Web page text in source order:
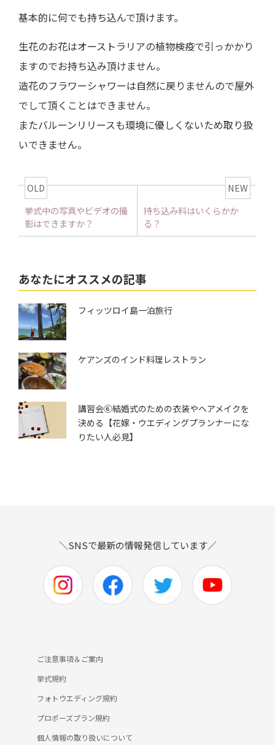
基本的に何でも持ち込んで頂けます。
生花のお花はオーストラリアの植物検疫で引っかかり
ますのでお持ち込み頂けません。
造花のフラワーシャワーは自然に戻りませんので屋外
でして頂くことはできません。
またバルーンリリースも環境に優しくないため取り扱
いできません。
OLD
挙式中の写真やビデオの撮
影はできますか？
NEW
持ち込み料はいくらかか
る？
あなたにオススメの記事
フィッツロイ島一泊旅行
ケアンズのインド料理レストラン
講習会⑥結婚式のための衣装やヘアメイクを
決める【花嫁・ウエディングプランナーにな
りたい人必見】
＼SNSで最新の情報発信しています／
ご注意事項＆ご案内
挙式規約
フォトウエディング規約
プロポーズプラン規約
個人情報の取り扱いについて